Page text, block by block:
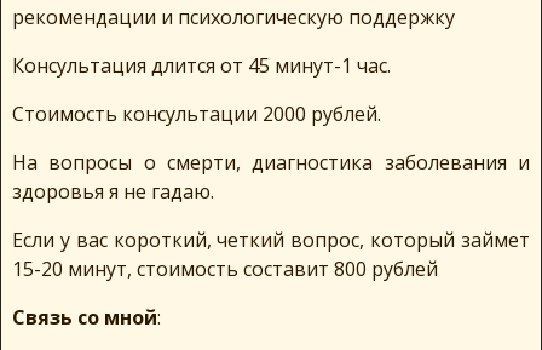
рекомендации и психологическую поддержку
Консультация длится от 45 минут-1 час.
Стоимость консультации 2000 рублей.
На вопросы о смерти, диагностика заболевания и
здоровья я не гадаю.
Если у вас короткий, четкий вопрос, который займет
15-20 минут, стоимость составит 800 рублей
Связь со мной: